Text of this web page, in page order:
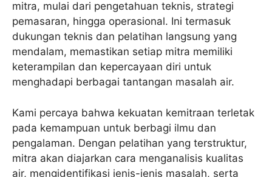
mitra, mulai dari pengetahuan teknis, strategi
pemasaran, hingga operasional. Ini termasuk
dukungan teknis dan pelatihan langsung yang
mendalam, memastikan setiap mitra memiliki
keterampilan dan kepercayaan diri untuk
menghadapi berbagai tantangan masalah air.
Kami percaya bahwa kekuatan kemitraan terletak
pada kemampuan untuk berbagi ilmu dan
pengalaman. Dengan pelatihan yang terstruktur,
mitra akan diajarkan cara menganalisis kualitas
air, mengidentifikasi jenis-jenis masalah, serta